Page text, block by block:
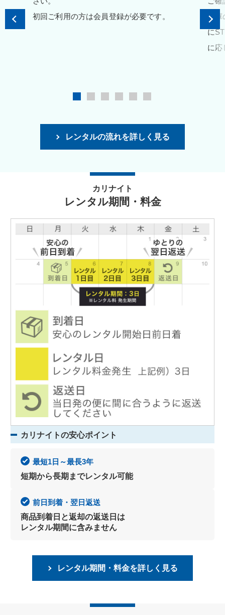
初回ご利用の方は会員登録が必要です。
在
に
に応
レンタルの流れを詳しく見る
カリナイト
レンタル期間・料金
カリナイトの安心ポイント
最短1日～最長3年
短期から長期までレンタル可能
前日到着・翌日返送
商品到着日と返却の返送日は
レンタル期間に含みません
レンタル期間・料金を詳しく見る